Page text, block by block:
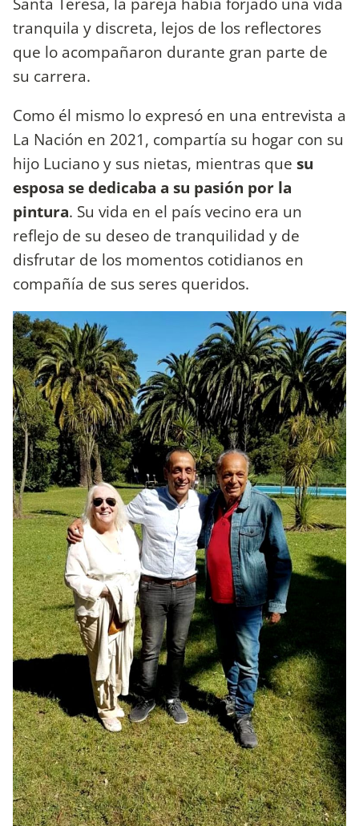
tranquila y discreta, lejos de los reflectores
que lo acompañaron durante gran parte de
su carrera.
Como él mismo lo expresó en una entrevista a
La Nación en 2021, compartía su hogar con su
hijo Luciano y sus nietas, mientras que su
esposa se dedicaba a su pasión por la
pintura. Su vida en el país vecino era un
reflejo de su deseo de tranquilidad y de
disfrutar de los momentos cotidianos en
compañía de sus seres queridos.